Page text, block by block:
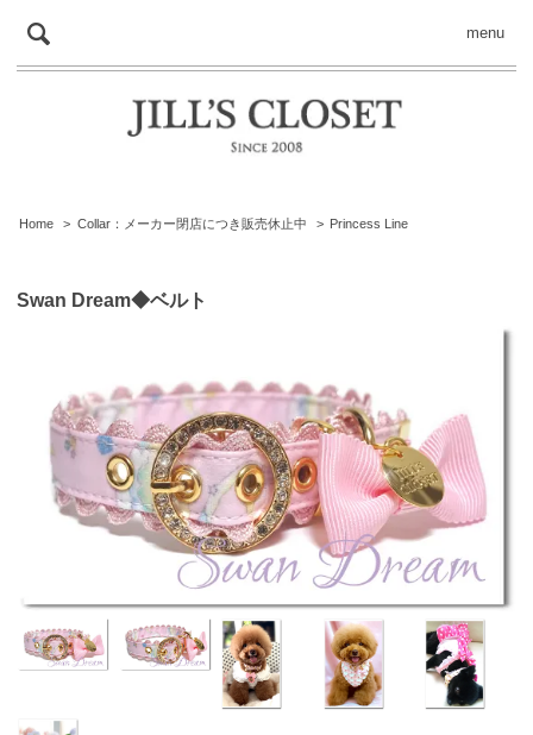
menu
Home > Collar：メーカー閉店につき販売休止中 > Princess Line
Swan Dream◆ベルト